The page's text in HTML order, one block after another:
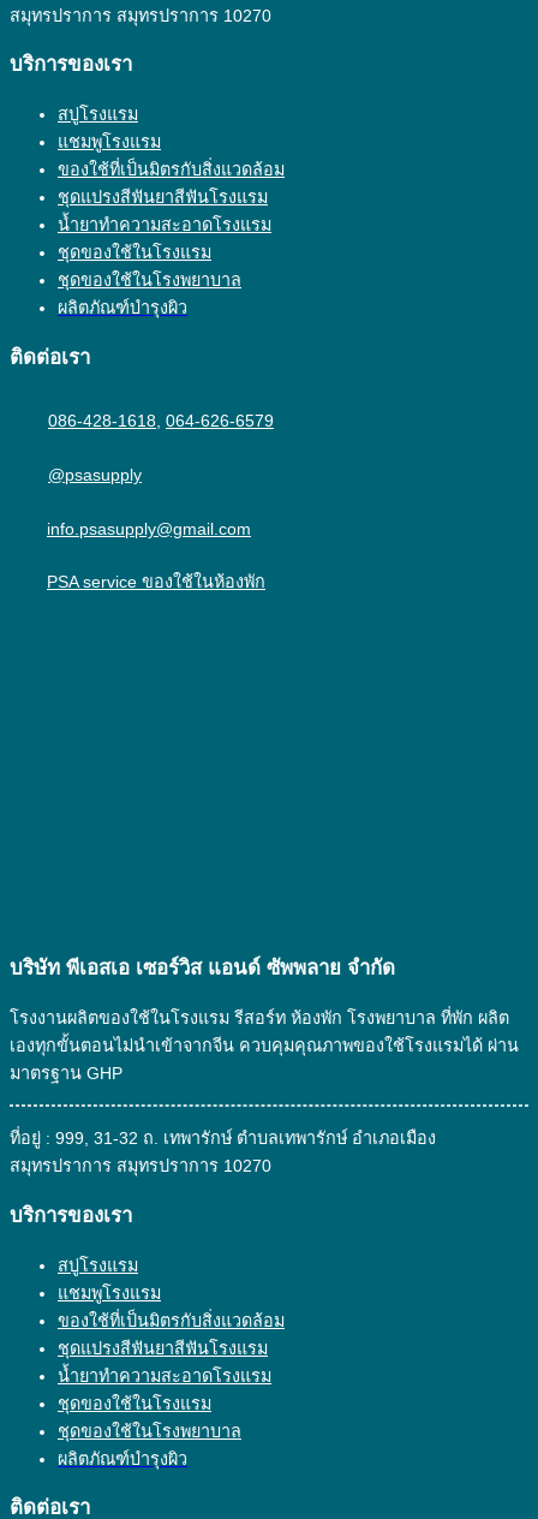
สมุทรปราการ สมุทรปราการ 10270
บริการของเรา
สบู่โรงแรม
แชมพูโรงแรม
ของใช้ที่เป็นมิตรกับสิ่งแวดล้อม
ชุดแปรงสีฟันยาสีฟันโรงแรม
น้ำยาทำความสะอาดโรงแรม
ชุดของใช้ในโรงแรม
ชุดของใช้ในโรงพยาบาล
ผลิตภัณฑ์บำรุงผิว
ติดต่อเรา
086-428-1618 064-626-6579
@psasupply
info.psasupply@gmail.com
PSA service ของใช้ในห้องพัก
บริษัท พีเอสเอ เซอร์วิส แอนด์ ซัพพลาย จํากัด
โรงงานผลิตของใช้ในโรงแรม รีสอร์ท ห้องพัก โรงพยาบาล ที่พัก ผลิต
เองทุกขั้นตอนไม่นำเข้าจากจีน ควบคุมคุณภาพของใช้โรงแรมได้ ผ่าน
มาตรฐาน GHP
ที่อยู่ : 999, 31-32 ถ. เทพารักษ์ ตำบลเทพารักษ์ อำเภอเมือง
สมุทรปราการ สมุทรปราการ 10270
บริการของเรา
สบู่โรงแรม
แชมพูโรงแรม
ของใช้ที่เป็นมิตรกับสิ่งแวดล้อม
ชุดแปรงสีฟันยาสีฟันโรงแรม
น้ำยาทำความสะอาดโรงแรม
ชุดของใช้ในโรงแรม
ชุดของใช้ในโรงพยาบาล
ผลิตภัณฑ์บำรุงผิว
ติดต่อเรา